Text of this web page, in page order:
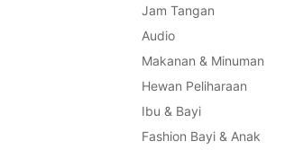
Jam Tangan
Audio
Makanan & Minuman
Hewan Peliharaan
Ibu & Bayi
Fashion Bayi & Anak